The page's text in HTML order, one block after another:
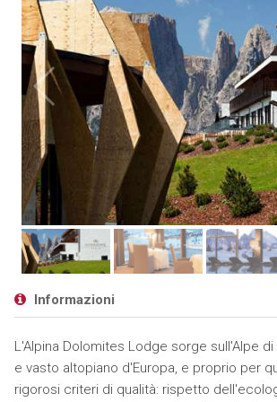
Informazioni
L'Alpina Dolomites Lodge sorge sull'Alpe di
e vasto altopiano d'Europa, e proprio per
rigorosi criteri di qualità: rispetto